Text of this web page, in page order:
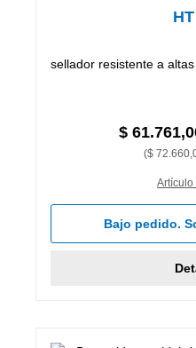
sellador resistente a
$
($
Artículo
Bajo pedido.